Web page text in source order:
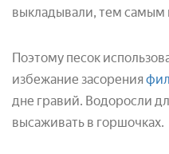
выкладывали, тем самым
Поэтому песок
избежание засорения
дне гравий. Водоросли
высаживать в горшочках.